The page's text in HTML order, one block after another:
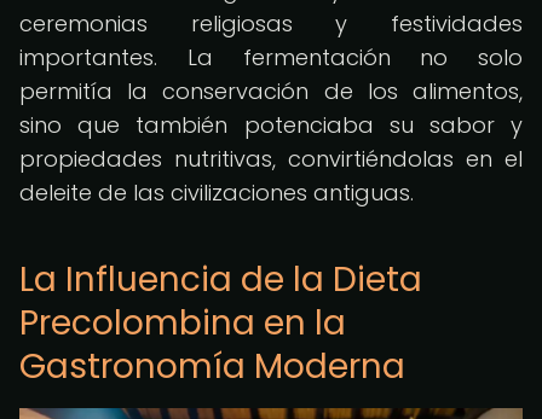
ceremonias religiosas y festividades
importantes. La fermentación no solo
permitía la conservación de los alimentos,
sino que también potenciaba su sabor y
propiedades nutritivas, convirtiéndolas en el
deleite de las civilizaciones antiguas.
La Influencia de la Dieta
Precolombina en la
Gastronomía Moderna